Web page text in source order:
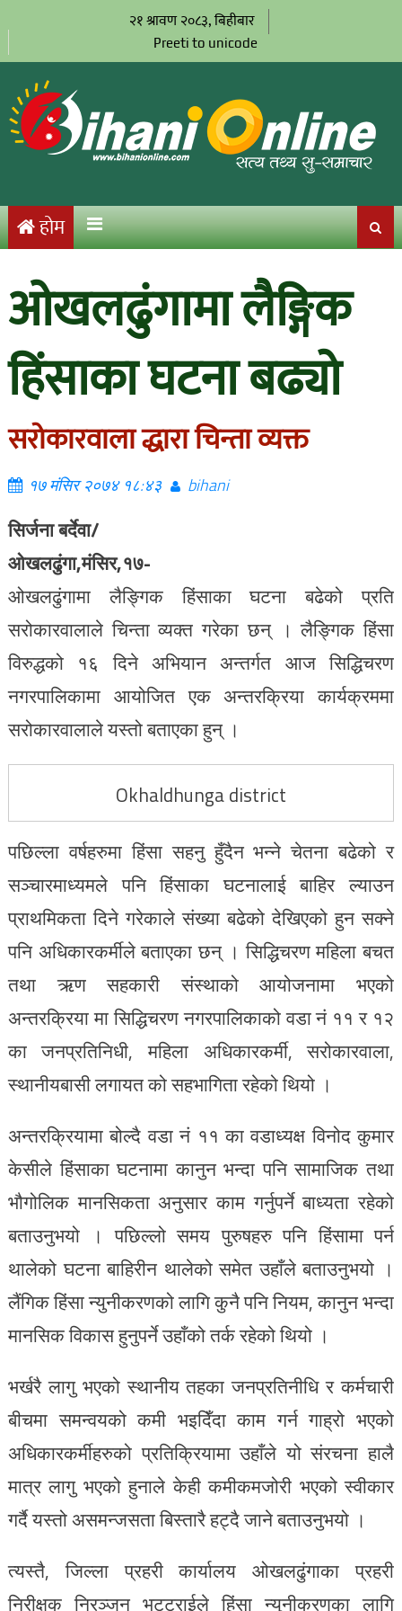
२१ श्रावण २०८३, बिहीबार
Preeti to unicode
होम
ओखलढुंगामा लैङ्गिक
हिंसाका घटना बढ्यो
सरोकारवाला द्धारा चिन्ता व्यक्त
१७ मंसिर २०७४ १८:४३ bihani
सिर्जना बर्देवा/
ओखलढुंगा,मंसिर,१७-
ओखलढुंगामा लैङ्गिक हिंसाका घटना बढेको प्रति
सरोकारवालाले चिन्ता व्यक्त गरेका छन् । लैङ्गिक हिंसा
विरुद्धको १६ दिने अभियान अन्तर्गत आज सिद्धिचरण
नगरपालिकामा आयोजित एक अन्तरक्रिया कार्यक्रममा
सरोकारवालाले यस्तो बताएका हुन् ।
Okhaldhunga district
पछिल्ला वर्षहरुमा हिंसा सहनु हुँदैन भन्ने चेतना बढेको र
सञ्चारमाध्यमले पनि हिंसाका घटनालाई बाहिर ल्याउन
प्राथमिकता दिने गरेकाले संख्या बढेको देखिएको हुन सक्ने
पनि अधिकारकर्मीले बताएका छन् । सिद्धिचरण महिला बचत
तथा ऋण सहकारी संस्थाको आयोजनामा भएको
अन्तरक्रिया मा सिद्धिचरण नगरपालिकाको वडा नं ११ र १२
का जनप्रतिनिधी, महिला अधिकारकर्मी, सरोकारवाला,
स्थानीयबासी लगायत को सहभागिता रहेको थियो ।
अन्तरक्रियामा बोल्दै वडा नं ११ का वडाध्यक्ष विनोद कुमार
केसीले हिंसाका घटनामा कानुन भन्दा पनि सामाजिक तथा
भौगोलिक मानसिकता अनुसार काम गर्नुपर्ने बाध्यता रहेको
बताउनुभयो । पछिल्लो समय पुरुषहरु पनि हिंसामा पर्न
थालेको घटना बाहिरीन थालेको समेत उहाँले बताउनुभयो ।
लैंगिक हिंसा न्युनीकरणको लागि कुनै पनि नियम, कानुन भन्दा
मानसिक विकास हुनुपर्ने उहाँको तर्क रहेको थियो ।
भर्खरै लागु भएको स्थानीय तहका जनप्रतिनीधि र कर्मचारी
बीचमा समन्वयको कमी भइदिँदा काम गर्न गाह्रो भएको
अधिकारकर्मीहरुको प्रतिक्रियामा उहाँले यो संरचना हालै
मात्र लागु भएको हुनाले केही कमीकमजोरी भएको स्वीकार
गर्दै यस्तो असमन्जसता बिस्तारै हट्दै जाने बताउनुभयो ।
त्यस्तै, जिल्ला प्रहरी कार्यालय ओखलढुंगाका प्रहरी
निरीक्षक निरञ्जन भट्टराईले हिंसा न्युनीकरणका लागि